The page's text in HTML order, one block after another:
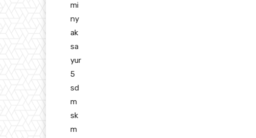
mi
ny
ak
sa
yur
5
sd
m
sk
m